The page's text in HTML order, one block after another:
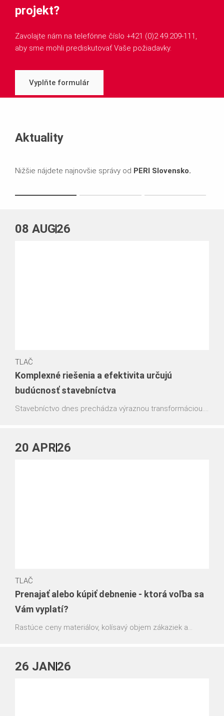
projekt?
Zavolajte nám na telefónne číslo +421 (0)2 49.209-111,
aby sme mohli prediskutovať Vaše požiadavky.
Vyplňte formulár
Aktuality
Nižšie nájdete najnovšie správy od PERI Slovensko.
08 AUG26
TLAČ
Komplexné riešenia a efektivita určujú
budúcnosť stavebníctva
Stavebníctvo dnes prechádza výraznou transformáciou.
zákazníkov aj prístup dodávateľov.
20 APR26
TLAČ
Prenajať alebo kúpiť debnenie - ktorá voľba sa
Vám vyplatí?
Rastúce ceny materiálov, kolísavý objem zákaziek a
prenajímať - a kedy už dáva väčší zmysel jeho kúpa?
26 JAN26